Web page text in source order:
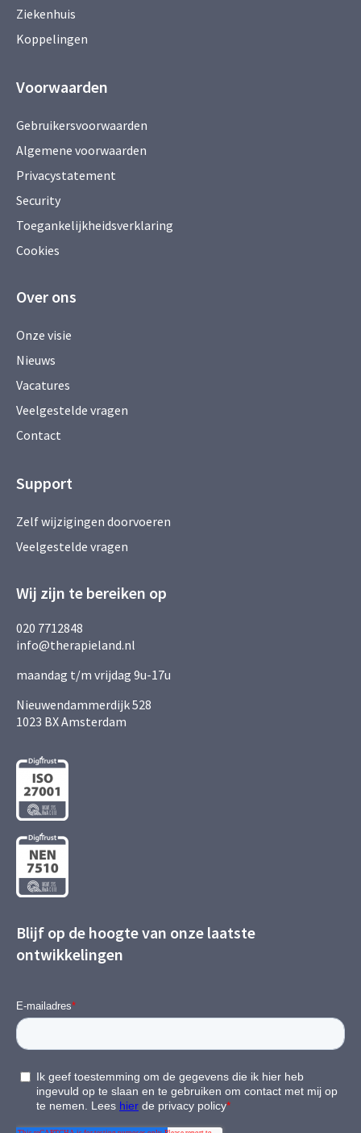
Ziekenhuis
Koppelingen
Voorwaarden
Gebruikersvoorwaarden
Algemene voorwaarden
Privacystatement
Security
Toegankelijkheidsverklaring
Cookies
Over ons
Onze visie
Nieuws
Vacatures
Veelgestelde vragen
Contact
Support
Zelf wijzigingen doorvoeren
Veelgestelde vragen
Wij zijn te bereiken op
020 7712848
info@therapieland.nl
maandag t/m vrijdag 9u-17u
Nieuwendammerdijk 528
1023 BX Amsterdam
Blijf op de hoogte van onze laatste
ontwikkelingen